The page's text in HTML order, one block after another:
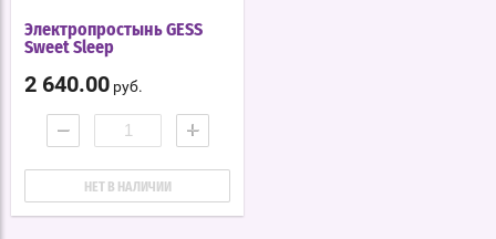
Электропростынь GESS
Sweet Sleep
2 640.00 руб.
− +
НЕТ В НАЛИЧИИ